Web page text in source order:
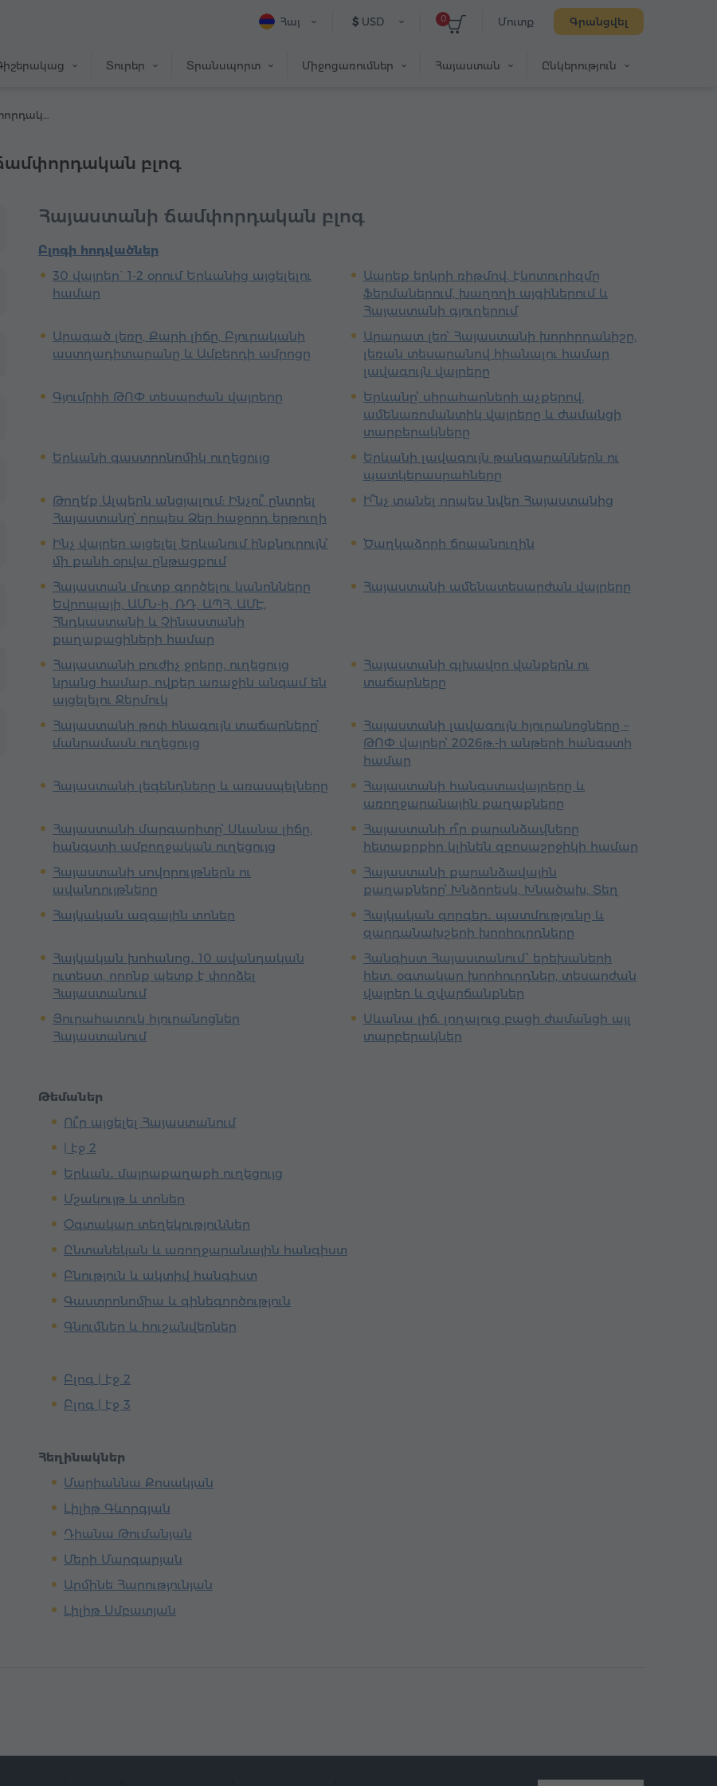
Մուտք Գրանցվել
0
$ USD
Հայ
Տուրեր Տրանսպորտ Միջոցառումներ Հայաստան Ընկերություն
բլոգ
Հայաստանի ճամփորդական բլոգ
Բլոգի հոդվածներ
30 վայրեր` 1-2 օրում Երևանից այցելելու
համար
Ապրեք երկրի ռիթմով. էկոտուրիզմը
ֆերմաներում, խաղողի այգիներում և
Հայաստանի գյուղերում
Արագած լեռը, Քարի լիճը, Բյուրականի
աստղադիտարանը և Ամբերդի ամրոցը
Արարատ լեռ՝ Հայաստանի խորհրդանիշը.
լեռան տեսարանով հիանալու համար
լավագույն վայրերը
Գյումրիի ԹՈՓ տեսարժան վայրերը
Երևանը՝ սիրահարների աչքերով.
ամենառոմանտիկ վայրերը և ժամանցի
տարբերակները
Երևանի գաստրոնոմիկ ուղեցույց
Երևանի լավագույն թանգարաններն ու
պատկերասրահները
Թողե՛ք Ալպերն անցյալում: Ինչու՞ ընտրել
Հայաստանը՝ որպես Ձեր հաջորդ երթուղի
Ի՞նչ տանել որպես նվեր Հայաստանից
Ինչ վայրեր այցելել Երևանում ինքնուրույն՝
մի քանի օրվա ընթացքում
Ծաղկաձորի ճոպանուղին
Հայաստան մուտք գործելու կանոնները
Եվրոպայի, ԱՄՆ-ի, ՌԴ, ԱՊՀ, ԱՄԷ,
Հնդկաստանի և Չինաստանի
քաղաքացիների համար
Հայաստանի ամենատեսարժան վայրերը
Հայաստանի բուժիչ ջրերը. ուղեցույց
նրանց համար, ովքեր առաջին անգամ են
այցելելու Ջերմուկ
Հայաստանի գլխավոր վանքերն ու
տաճարները
Հայաստանի թոփ հնագույն տաճարները՝
մանրամասն ուղեցույց
Հայաստանի լավագույն հյուրանոցները –
ԹՈՓ վայրեր՝ 2026թ.-ի անթերի հանգստի
համար
Հայաստանի լեգենդները և առասպելները
Հայաստանի հանգստավայրերը և
առողջարանային քաղաքները
Հայաստանի մարգարիտը՝ Սևանա լիճը.
հանգստի ամբողջական ուղեցույց
Հայաստանի ո՞ր քարանձավները
հետաքրքիր կլինեն զբոսաշրջիկի համար
Հայաստանի սովորույթներն ու
ավանդույթները
Հայաստանի քարանձավային
քաղաքները՝ Խնձորեսկ, Խնածախ, Տեղ
Հայկական ազգային տոներ
Հայկական գորգեր․ պատմությունը և
զարդանախշերի խորհուրդները
Հայկական խոհանոց․ 10 ավանդական
ուտեստ, որոնք պետք է փորձել
Հայաստանում
Հանգիստ Հայաստանում՝ երեխաների
հետ. օգտակար խորհուրդներ, տեսարժան
վայրեր և զվարճանքներ
Յուրահատուկ հյուրանոցներ
Հայաստանում
Սևանա լիճ. լողալուց բացի ժամանցի այլ
տարբերակներ
Թեմաներ
Ու՞ր այցելել Հայաստանում
| էջ 2
Երևան․ մայրաքաղաքի ուղեցույց
Մշակույթ և տոներ
Օգտակար տեղեկություններ
Ընտանեկան և առողջարանային հանգիստ
Բնություն և ակտիվ հանգիստ
Գաստրոնոմիա և գինեգործություն
Գնումներ և հուշանվերներ
Բլոգ | էջ 2
Բլոգ | էջ 3
Հեղինակներ
Մարիաննա Քոսակյան
Լիլիթ Գևորգյան
Դիանա Թումանյան
Մերի Մարգարյան
Արմինե Հարությունյան
Լիլիթ Սմբատյան